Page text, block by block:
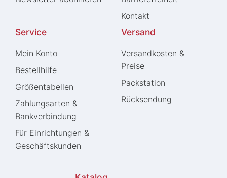
Kontakt
Service
Mein Konto
Bestellhilfe
Größentabellen
Zahlungsarten &
Bankverbindung
Für Einrichtungen &
Geschäftskunden
Versand
Versandkosten &
Preise
Packstation
Rücksendung